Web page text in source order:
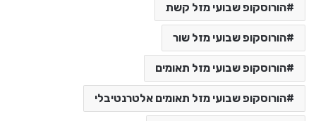
הורוסקופ שבועי מזל קשת
הורוסקופ שבועי מזל שור
הורוסקופ שבועי מזל תאומים
הורוסקופ שבועי מזל תאומים אלטרנטיבלי